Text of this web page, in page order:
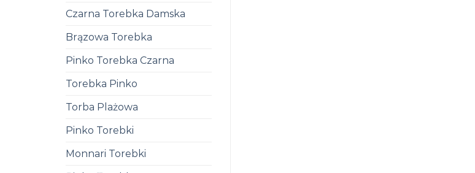
Czarna Torebka Damska
Brązowa Torebka
Pinko Torebka Czarna
Torebka Pinko
Torba Plażowa
Pinko Torebki
Monnari Torebki